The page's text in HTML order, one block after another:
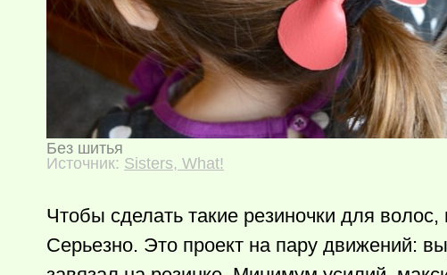
Без шитья
Источник: Sisters, What!
Чтобы сделать такие резиночки для
Серьезно. Это проект на пару движений: